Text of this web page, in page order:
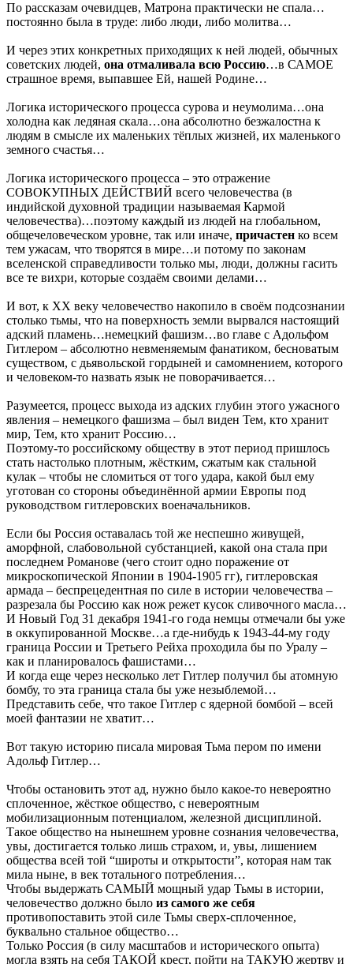
По рассказам очевидцев, Матрона практически не спала…
постоянно была в труде: либо люди, либо молитва…
И через этих конкретных приходящих к ней людей, обычных
советских людей, она отмаливала всю Россию…в САМОЕ
страшное время, выпавшее Ей, нашей Родине…
Логика исторического процесса сурова и неумолима…она
холодна как ледяная скала…она абсолютно безжалостна к
людям в смысле их маленьких тёплых жизней, их маленького
земного счастья…
Логика исторического процесса – это отражение
СОВОКУПНЫХ ДЕЙСТВИЙ всего человечества (в
индийской духовной традиции называемая Кармой
человечества)…поэтому каждый из людей на глобальном,
общечеловеческом уровне, так или иначе, причастен ко всем
тем ужасам, что творятся в мире…и потому по законам
вселенской справедливости только мы, люди, должны гасить
все те вихри, которые создаём своими делами…
И вот, к XX веку человечество накопило в своём подсознании
столько тьмы, что на поверхность земли вырвался настоящий
адский пламень…немецкий фашизм…во главе с Адольфом
Гитлером – абсолютно невменяемым фанатиком, бесноватым
существом, с дьявольской гордыней и самомнением, которого
и человеком-то назвать язык не поворачивается…
Разумеется, процесс выхода из адских глубин этого ужасного
явления – немецкого фашизма – был виден Тем, кто хранит
мир, Тем, кто хранит Россию…
Поэтому-то российскому обществу в этот период пришлось
стать настолько плотным, жёстким, сжатым как стальной
кулак – чтобы не сломиться от того удара, какой был ему
уготован со стороны объединённой армии Европы под
руководством гитлеровских военачальников.
Если бы Россия оставалась той же неспешно живущей,
аморфной, слабовольной субстанцией, какой она стала при
последнем Романове (чего стоит одно поражение от
микроскопической Японии в 1904-1905 гг), гитлеровская
армада – беспрецедентная по силе в истории человечества –
разрезала бы Россию как нож режет кусок сливочного масла…
И Новый Год 31 декабря 1941-го года немцы отмечали бы уже
в оккупированной Москве…а где-нибудь к 1943-44-му году
граница России и Третьего Рейха проходила бы по Уралу –
как и планировалось фашистами…
И когда еще через несколько лет Гитлер получил бы атомную
бомбу, то эта граница стала бы уже незыблемой…
Представить себе, что такое Гитлер с ядерной бомбой – всей
моей фантазии не хватит…
Вот такую историю писала мировая Тьма пером по имени
Адольф Гитлер…
Чтобы остановить этот ад, нужно было какое-то невероятно
сплоченное, жёсткое общество, с невероятным
мобилизационным потенциалом, железной дисциплиной.
Такое общество на нынешнем уровне сознания человечества,
увы, достигается только лишь страхом, и, увы, лишением
общества всей той “широты и открытости”, которая нам так
мила ныне, в век тотального потребления…
Чтобы выдержать САМЫЙ мощный удар Тьмы в истории,
человечество должно было из самого же себя
противопоставить этой силе Тьмы сверх-сплоченное,
буквально стальное общество…
Только Россия (в силу масштабов и исторического опыта)
могла взять на себя ТАКОЙ крест, пойти на ТАКУЮ жертву и